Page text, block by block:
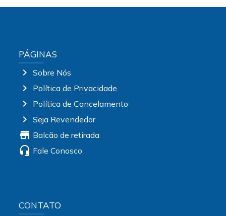
PÁGINAS
chevron_right Sobre Nós
chevron_right Política de Privacidade
chevron_right Política de Cancelamento
chevron_right Seja Revendedor
store Balcão de retirada
headset_mic Fale Conosco
CONTATO